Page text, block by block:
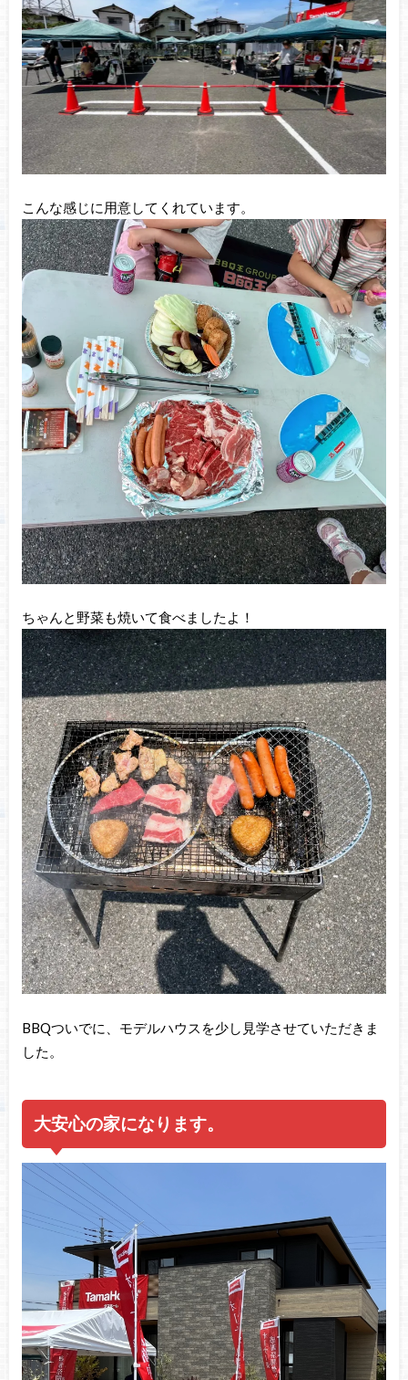
こんな感じに用意してくれています。
ちゃんと野菜も焼いて食べましたよ！
BBQついでに、モデルハウスを少し見学させていただきま
した。
大安心の家になります。